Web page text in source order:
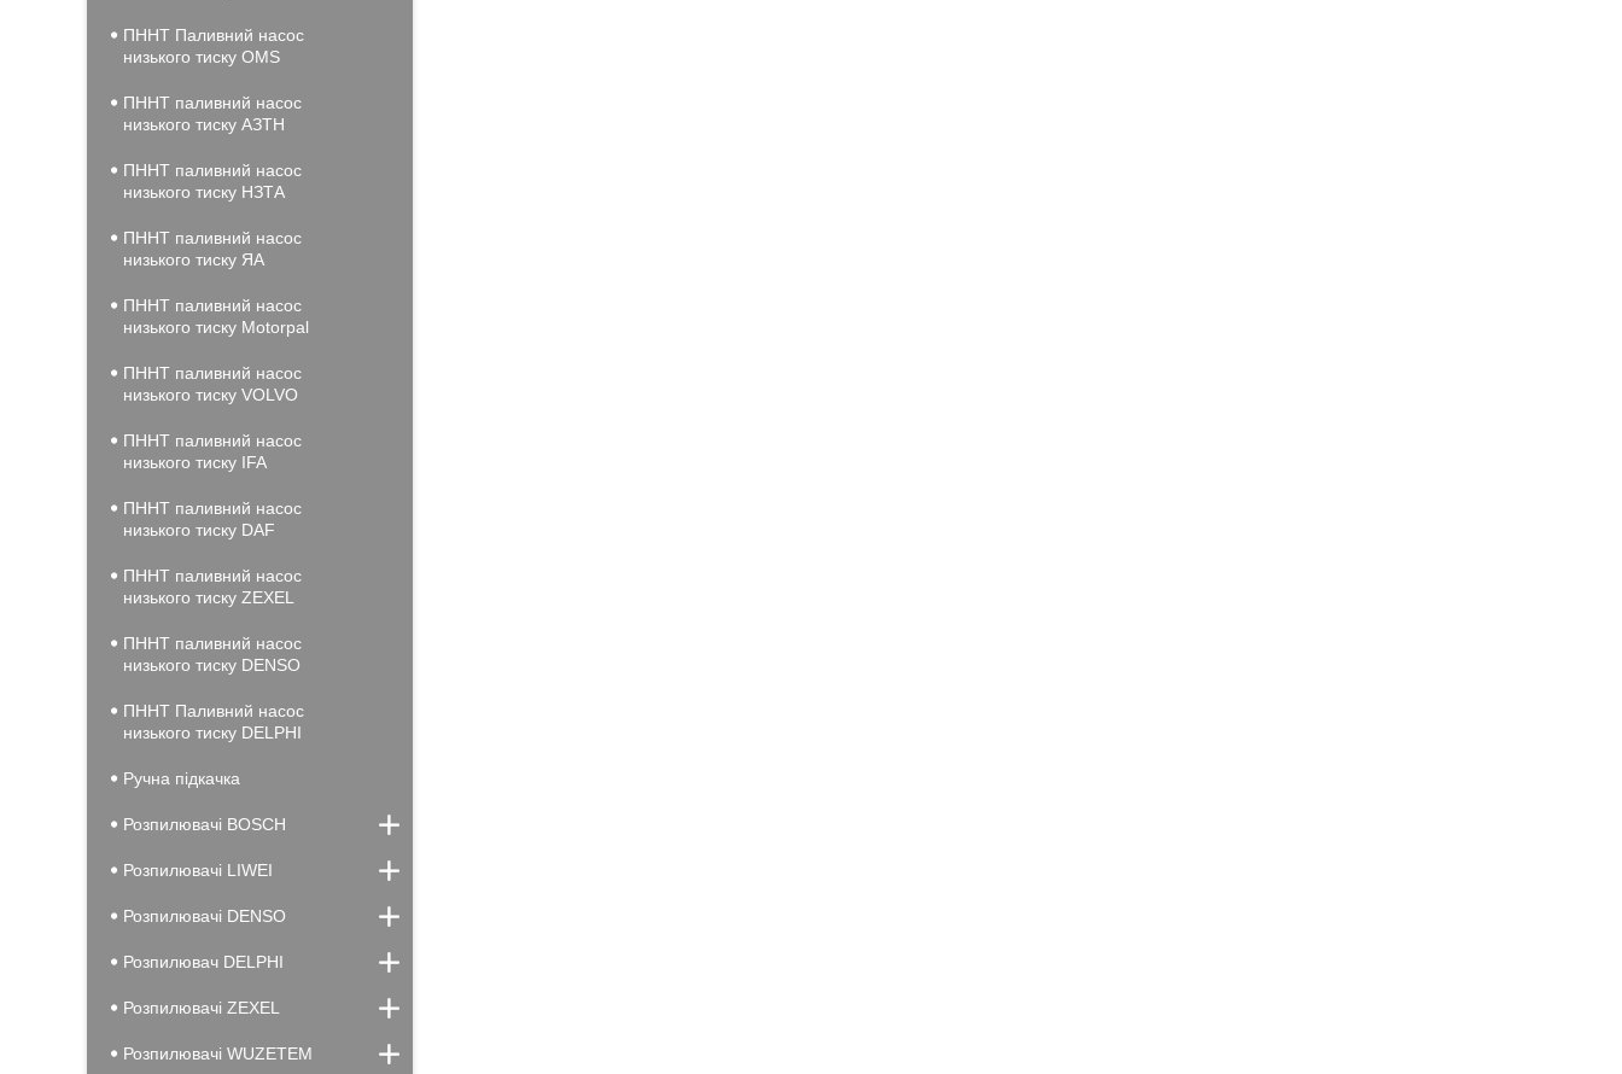
ПННТ Паливний насос
низького тиску OMS
ПННТ паливний насос
низького тиску АЗТН
ПННТ паливний насос
низького тиску НЗТА
ПННТ паливний насос
низького тиску ЯА
ПННТ паливний насос
низького тиску Motorpal
ПННТ паливний насос
низького тиску VOLVO
ПННТ паливний насос
низького тиску IFA
ПННТ паливний насос
низького тиску DAF
ПННТ паливний насос
низького тиску ZEXEL
ПННТ паливний насос
низького тиску DENSO
ПННТ Паливний насос
низького тиску DELPHI
Ручна підкачка
Розпилювачі BOSCH
Розпилювачі LIWEI
Розпилювачі DENSO
Розпилювач DELPHI
Розпилювачі ZEXEL
Розпилювачі WUZETEM